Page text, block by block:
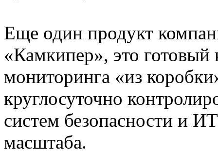
Еще один продукт
«Камкипер», это
мониторинга «из
круглосуточно
систем безопасности и
масштаба.